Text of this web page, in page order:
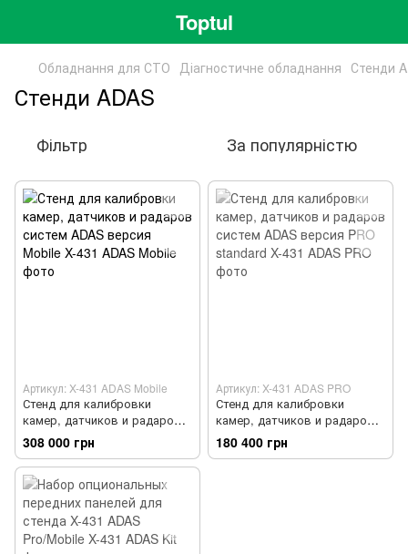
Toptul
Обладнання для СТО Діагностичне обладнання Стенди
Стенди ADAS
Фільтр За популярністю
Артикул: X-431 ADAS Mobile
Стенд для калибровки
камер, датчиков и радаров
систем ADAS версия Mobile
308 000 грн
Артикул: X-431 ADAS PRO
Стенд для калибровки
камер, датчиков и радаров
систем ADAS версия PRO
standard
180 400 грн